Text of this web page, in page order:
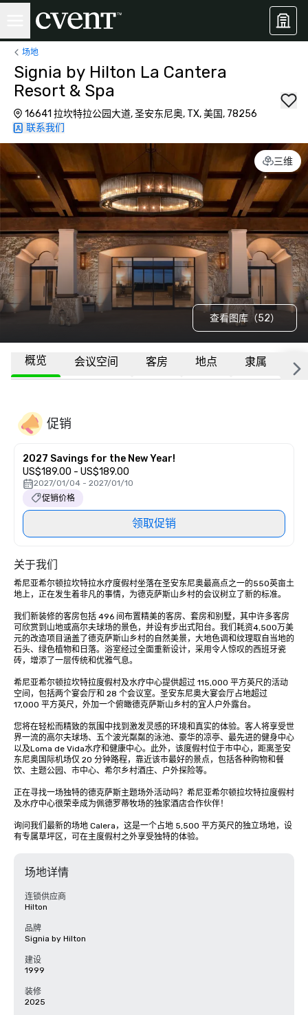
场地
Signia by Hilton La Cantera
Resort & Spa
16641 拉坎特拉公园大道, 圣安东尼奥, TX, 美国, 78256
联系我们
三维
查看图库（52）
概览 会议空间 客房 地点 隶属 更
促销
2027 Savings for the New Year!
US$189.00 - US$189.00
2027/01/04 - 2027/01/10
促销价格
领取促销
关于我们
希尼亚希尔顿拉坎特拉水疗度假村坐落在圣安东尼奥最高点之一的550英亩土
地上，正在发生着非凡的事情，为德克萨斯山乡村的会议树立了新的标准。
我们新装修的客房包括 496 间布置精美的客房、套房和别墅，其中许多客房
可欣赏到山地或高尔夫球场的景色，并设有步出式阳台。我们耗资4,500万美
元的改造项目涵盖了德克萨斯山乡村的自然美景，大地色调和纹理取自当地的
石头、绿色植物和日落。浴室经过全面重新设计，采用令人惊叹的西班牙瓷
砖，增添了一层传统和优雅气息。
希尼亚希尔顿拉坎特拉度假村及水疗中心提供超过 115,000 平方英尺的活动
空间，包括两个宴会厅和 28 个会议室。圣安东尼奥大宴会厅占地超过
17,000 平方英尺，外加一个俯瞰德克萨斯山乡村的宜人户外露台。
您将在轻松而精致的氛围中找到激发灵感的环境和真实的体验。客人将享受世
界一流的高尔夫球场、五个波光粼粼的泳池、豪华的凉亭、最先进的健身中心
以及Loma de Vida水疗和健康中心。此外，该度假村位于市中心，距离圣安
东尼奥国际机场仅 20 分钟路程，靠近该市最好的景点，包括各种购物和餐
饮、主题公园、市中心、希尔乡村酒庄、户外探险等。
正在寻找一场独特的德克萨斯主题场外活动吗？希尼亚希尔顿拉坎特拉度假村
及水疗中心很荣幸成为佩德罗蒂牧场的独家酒店合作伙伴！
询问我们最新的场地 Calera，这是一个占地 5,500 平方英尺的独立场地，设
有专属草坪区，可在主度假村之外享受独特的体验。
场地详情
连锁供应商
Hilton
品牌
Signia by Hilton
建设
1999
装修
2025